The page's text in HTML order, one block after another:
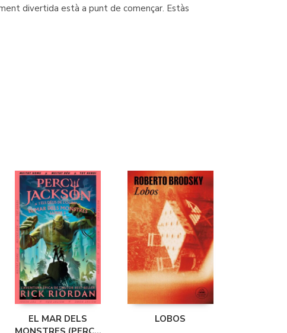
divertida està a punt de començar. Estàs
EL MAR DELS
LOBOS